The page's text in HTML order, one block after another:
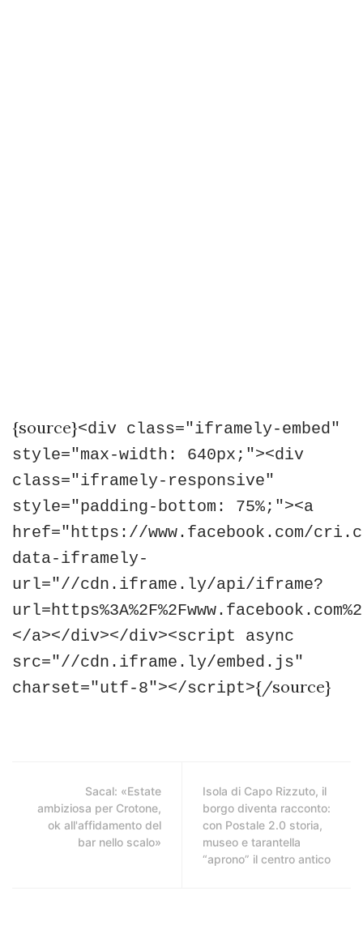
{source}<div class="iframely-embed"
style="max-width: 640px;"><div
class="iframely-responsive"
style="padding-bottom: 75%;"><a
href="https://www.facebook.com/
data-iframely-
url="//cdn.iframe.ly/api/iframe?
</a></div></div><script async
src="//cdn.iframe.ly/embed.js"
charset="utf-8"></script>{/source}
Sacal: «Estate
ambiziosa per Crotone,
ok all'affidamento del
bar nello scalo»
Isola di Capo Rizzuto, il
borgo diventa racconto:
con Postale 2.0 storia,
museo e tarantella
“aprono” il centro antico